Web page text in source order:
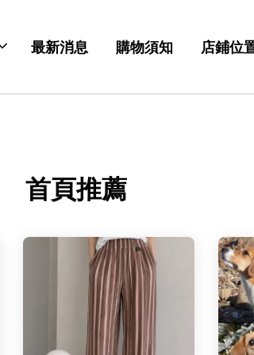
最新消息 購物須知 店鋪位
首頁推薦